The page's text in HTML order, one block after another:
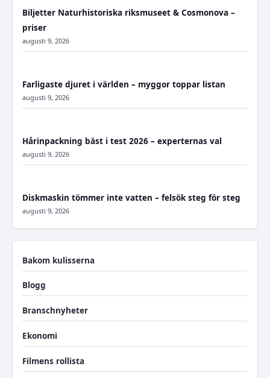
Biljetter Naturhistoriska riksmuseet & Cosmonova –
priser
augusti 9, 2026
Farligaste djuret i världen – myggor toppar listan
augusti 9, 2026
Hårinpackning bäst i test 2026 – experternas val
augusti 9, 2026
Diskmaskin tömmer inte vatten – felsök steg för steg
augusti 9, 2026
Bakom kulisserna
Blogg
Branschnyheter
Ekonomi
Filmens rollista